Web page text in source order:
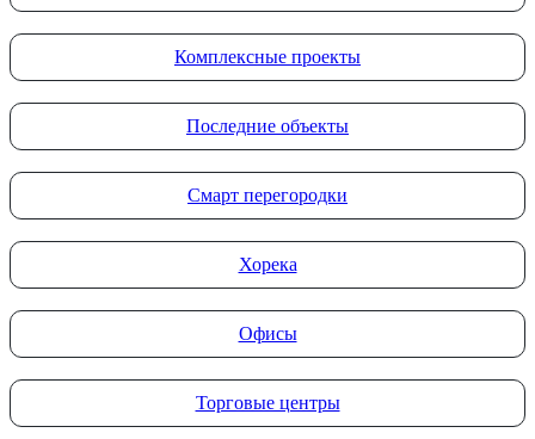
Комплексные проекты
Последние объекты
Смарт перегородки
Хорека
Офисы
Торговые центры